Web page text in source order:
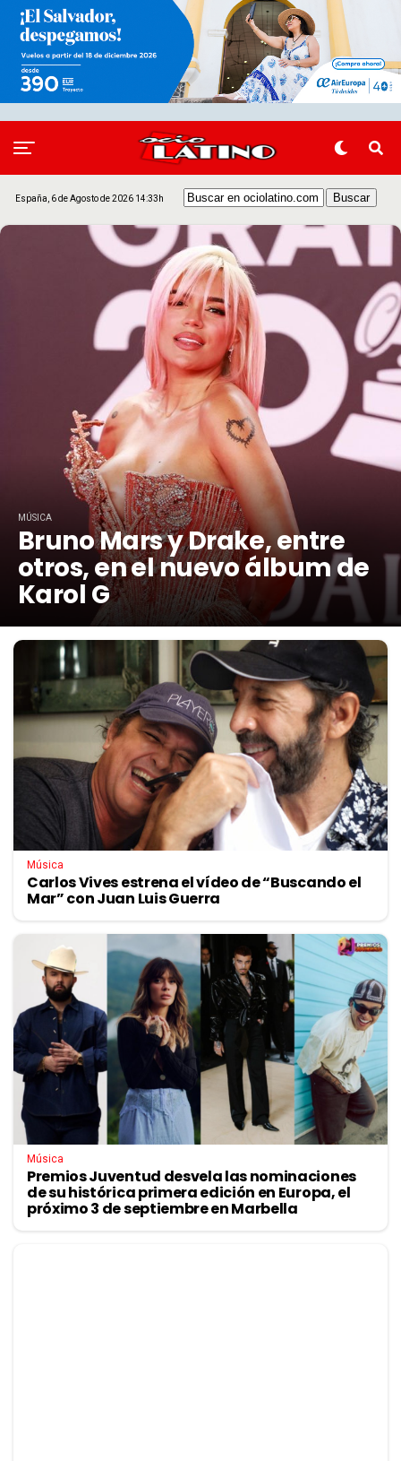
España, 6 de Agosto de 2026 14:33h
MÚSICA
Bruno Mars y Drake, entre
otros, en el nuevo álbum de
Karol G
Música
Carlos Vives estrena el vídeo de “Buscando el
Mar” con Juan Luis Guerra
Música
Premios Juventud desvela las nominaciones
de su histórica primera edición en Europa, el
próximo 3 de septiembre en Marbella